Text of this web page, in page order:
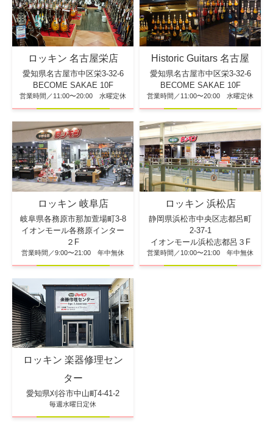
ロッキン 名古屋栄店
愛知県名古屋市中区栄3-32-6
BECOME SAKAE 10F
営業時間／11:00〜20:00 水曜定休
Historic Guitars 名古屋
愛知県名古屋市中区栄3-32-6
BECOME SAKAE 10F
営業時間／11:00〜20:00 水曜定休
ロッキン 岐阜店
岐阜県各務原市那加萱場町3-8
イオンモール各務原インター
２F
営業時間／9:00〜21:00 年中無休
ロッキン 浜松店
静岡県浜松市中央区志都呂町
2-37-1
イオンモール浜松志都呂３F
営業時間／10:00〜21:00 年中無休
ロッキン 楽器修理セン
ター
愛知県刈谷市中山町4-41-2
毎週水曜日定休